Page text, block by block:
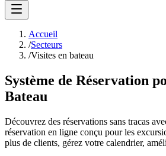
Accueil
/Secteurs
/Visites en bateau
Système de Réservation
Bateau
Découvrez des réservations sans tracas
réservation en ligne conçu pour les
plus de clients, gérez votre calendrier,